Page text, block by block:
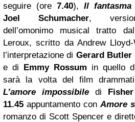
seguire (ore 7.40), Il fantasma
Joel Schumacher,
dell’omonimo musical tratto
Leroux, scritto da Andrew
l’interpretazione di Gerard Butler
e di Emmy Rossum in quello
sarà la volta del film
L’amore impossibile di
11.45 appuntamento conAmore
romanzo di Scott Spencer e